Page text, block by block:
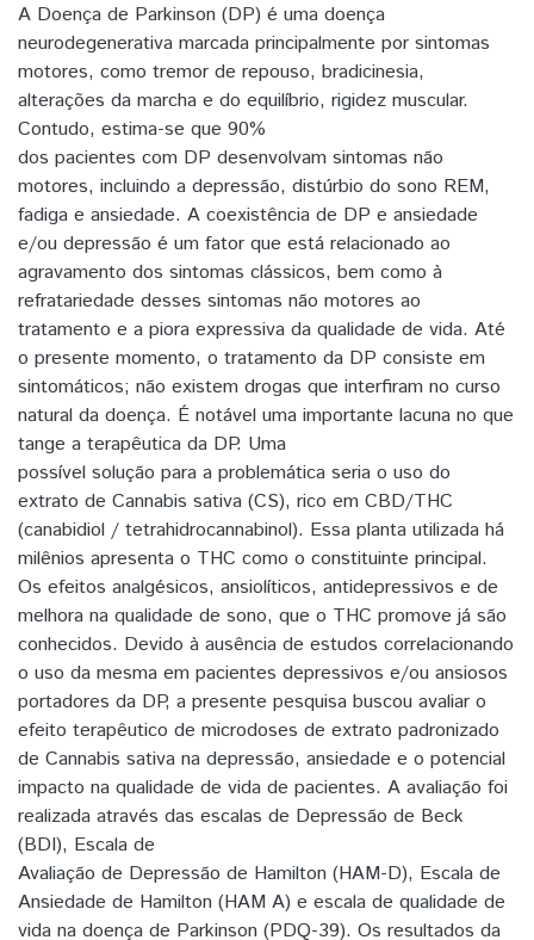
A Doença de Parkinson (DP) é uma doença
neurodegenerativa marcada principalmente por sintomas
motores, como tremor de repouso, bradicinesia,
alterações da marcha e do equilíbrio, rigidez muscular.
Contudo, estima-se que 90%
dos pacientes com DP desenvolvam sintomas não
motores, incluindo a depressão, distúrbio do sono REM,
fadiga e ansiedade. A coexistência de DP e ansiedade
e/ou depressão é um fator que está relacionado ao
agravamento dos sintomas clássicos, bem como à
refratariedade desses sintomas não motores ao
tratamento e a piora expressiva da qualidade de vida. Até
o presente momento, o tratamento da DP consiste em
sintomáticos; não existem drogas que interfiram no curso
natural da doença. É notável uma importante lacuna no que
tange a terapêutica da DP. Uma
possível solução para a problemática seria o uso do
extrato de Cannabis sativa (CS), rico em CBD/THC
(canabidiol / tetrahidrocannabinol). Essa planta utilizada há
milênios apresenta o THC como o constituinte principal.
Os efeitos analgésicos, ansiolíticos, antidepressivos e de
melhora na qualidade de sono, que o THC promove já são
conhecidos. Devido à ausência de estudos correlacionando
o uso da mesma em pacientes depressivos e/ou ansiosos
portadores da DP, a presente pesquisa buscou avaliar o
efeito terapêutico de microdoses de extrato padronizado
de Cannabis sativa na depressão, ansiedade e o potencial
impacto na qualidade de vida de pacientes. A avaliação foi
realizada através das escalas de Depressão de Beck
(BDI), Escala de
Avaliação de Depressão de Hamilton (HAM-D), Escala de
Ansiedade de Hamilton (HAM A) e escala de qualidade de
vida na doença de Parkinson (PDQ-39). Os resultados da